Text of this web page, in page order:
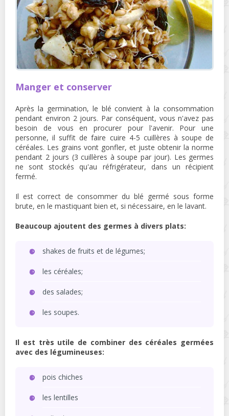
Manger et conserver
Après la germination, le blé convient à la consommation
pendant environ 2 jours. Par conséquent, vous n'avez pas
besoin de vous en procurer pour l'avenir. Pour une
personne, il suffit de faire cuire 4-5 cuillères à soupe de
céréales. Les grains vont gonfler, et juste obtenir la norme
pendant 2 jours (3 cuillères à soupe par jour). Les germes
ne sont stockés qu'au réfrigérateur, dans un récipient
fermé.
Il est correct de consommer du blé germé sous forme
brute, en le mastiquant bien et, si nécessaire, en le lavant.
Beaucoup ajoutent des germes à divers plats:
shakes de fruits et de légumes;
les céréales;
des salades;
les soupes.
Il est très utile de combiner des céréales germées
avec des légumineuses:
pois chiches
les lentilles